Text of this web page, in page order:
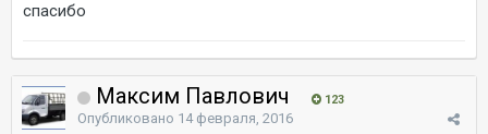
спасибо
Максим Павлович 123
Опубликовано 14 февраля, 2016